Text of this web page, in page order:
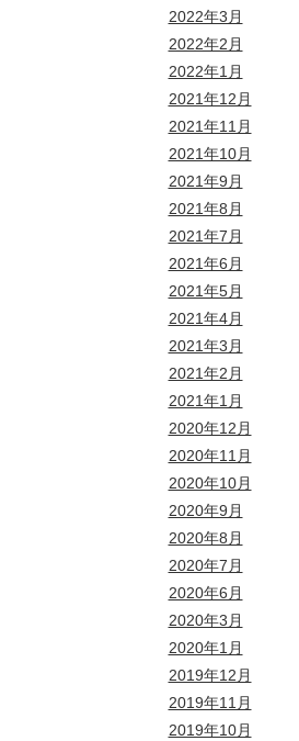
2022年3月
2022年2月
2022年1月
2021年12月
2021年11月
2021年10月
2021年9月
2021年8月
2021年7月
2021年6月
2021年5月
2021年4月
2021年3月
2021年2月
2021年1月
2020年12月
2020年11月
2020年10月
2020年9月
2020年8月
2020年7月
2020年6月
2020年3月
2020年1月
2019年12月
2019年11月
2019年10月